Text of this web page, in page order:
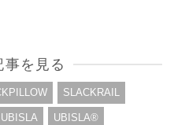
事を見る
SLACKRAIL
UBISLA UBISLA®︎